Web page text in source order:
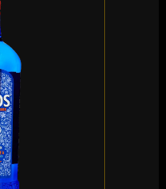
DETALLES